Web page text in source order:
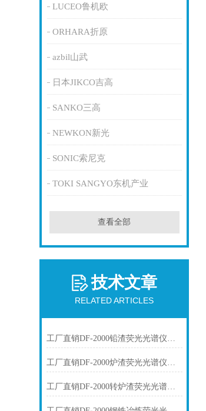
LUCEO鲁机欧
ORHARA折原
azbil山武
日本JIKCO吉高
SANKO三高
NEWKON新光
SONIC索尼克
TOKI SANGYO东机产业
查看全部
技术文章
RELATED ARTICLES
工厂直销DF-2000铅渣荧光光谱仪技术参数
工厂直销DF-2000炉渣荧光光谱仪技术参数
工厂直销DF-2000转炉渣荧光光谱仪技术参数